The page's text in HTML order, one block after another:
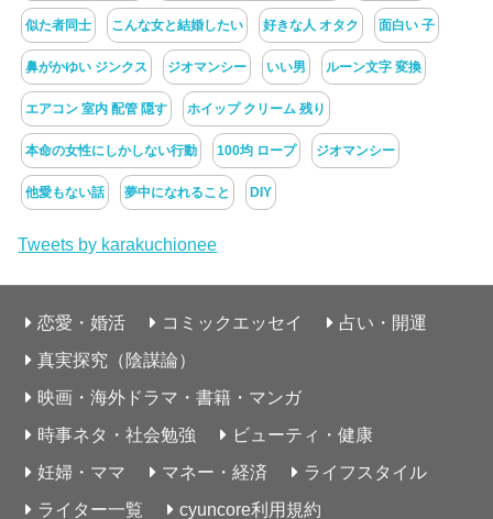
似た者同士 こんな女と結婚したい 好きな人 オタク 面白い 子
鼻がかゆい ジンクス ジオマンシー いい男 ルーン文字 変換
エアコン 室内 配管 隠す ホイップ クリーム 残り
本命の女性にしかしない行動 100均 ロープ ジオマンシー
他愛もない話 夢中になれること DIY
Tweets by karakuchionee
恋愛・婚活 コミックエッセイ
占い・開運
真実探究（陰謀論）
映画・海外ドラマ・書籍・マンガ
時事ネタ・社会勉強
ビューティ・健康
妊婦・ママ
マネー・経済
ライフスタイル
ライター一覧
cyuncore利用規約